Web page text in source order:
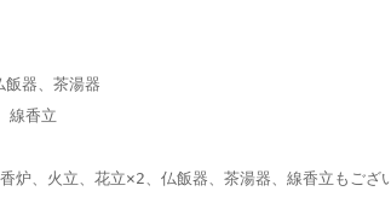
飯器、茶湯器
線香立
炉、火立、花立×2、仏飯器、茶湯器、線香立もござ